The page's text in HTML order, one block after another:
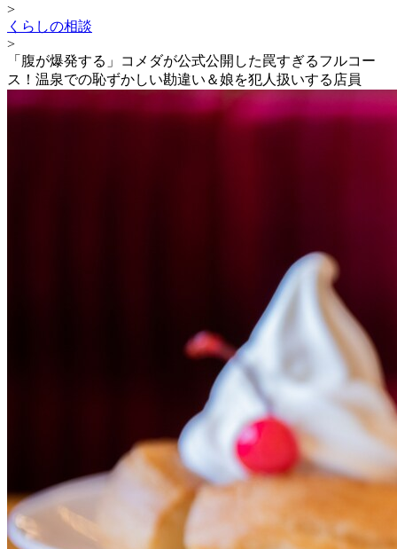
>
くらしの相談
>
「腹が爆発する」コメダが公式公開した罠すぎるフルコー
ス！温泉での恥ずかしい勘違い＆娘を犯人扱いする店員